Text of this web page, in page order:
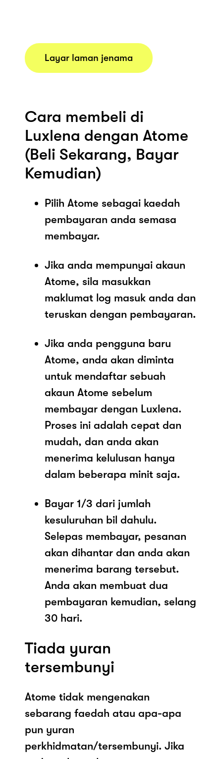
Layar laman jenama
Cara membeli di
Luxlena dengan Atome
(Beli Sekarang, Bayar
Kemudian)
Pilih Atome sebagai kaedah
pembayaran anda semasa
membayar.
Jika anda mempunyai akaun
Atome, sila masukkan
maklumat log masuk anda dan
teruskan dengan pembayaran.
Jika anda pengguna baru
Atome, anda akan diminta
untuk mendaftar sebuah
akaun Atome sebelum
membayar dengan Luxlena.
Proses ini adalah cepat dan
mudah, dan anda akan
menerima kelulusan hanya
dalam beberapa minit saja.
Bayar 1/3 dari jumlah
kesuluruhan bil dahulu.
Selepas membayar, pesanan
akan dihantar dan anda akan
menerima barang tersebut.
Anda akan membuat dua
pembayaran kemudian, selang
30 hari.
Tiada yuran
tersembunyi
Atome tidak mengenakan
sebarang faedah atau apa-apa
pun yuran
perkhidmatan/tersembunyi. Jika